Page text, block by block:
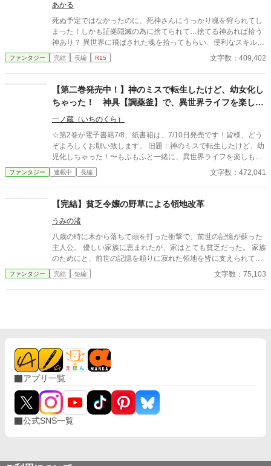
成人となったノアは晴れて（？）実家から追放され家を出ること
になった。 自由の身となったノアと家出元婚約者セレナと可愛ら
しい子犬は世界を歩き回りながら、美味しいご飯を食べまくる旅
を始める。 その旅はやがて色んな国の色んな事件に巻き込まれる
プ用に書き下ろし作品となります。アルファポリス優先投稿とな
あかる
死ぬ予定ではなかったのに、死神さんにうっかり魂を狩られてし
まった！しかも証拠隠滅の為に捨てられて…捨てる神あれば拾う
神あり？ 異世界に飛ばされた魂を拾ってもらい、便利なスキルも
貰えました！ 完結しました。ところで、何位だったのでしょう？
途中覗いた時は150～160位くらいでした。応援、ありがとうござ
お願いします。
ファンタジー 完結 長編 R15 文字数：409,402
【第二巻発売中！】神のミスで転生したけど、幼女化し
ちゃった！ 神具【調薬釜】で、異世界ライフを楽しも
う！（改稿中）
一ノ蔵（いちのくら）
☆第2巻が電子書籍7/8、紙書籍は、7/10日発売です！皆様、どう
ぞよろしくお願い致します。 旧題：神のミスで転生したけど、幼
児化しちゃった！〜もふもふと一緒に、異世界ライフを楽しも
う！〜 ※第18回ファンタジー小説大賞にて、奨励賞を受賞しま
した！ファンタジー小説大賞に投票して頂いた皆様には、大変感
✩物語は、ゆっくり進みます。冒険より、日常に重きありの異世
界ライフです。 【あらすじ】 神のミスにより、異世界転生が決ま
ったミオ。調子に乗って、スキルを欲張り過ぎた結果、幼児化し
てしまった！ そんなハプニングがありつつも、ミオは、大好
きな異世界で送る第二の人生に、希望いっぱい！ 事故のお詫び
に遣わされた、守護獣神のジョウとともに、ミオは異世界ライフ
ファンタジー 連載中 長編 文字数：472,041
【完結】貧乏令嬢の野草による領地改革
うみの渚
八歳の時に木から落ちて頭を打った衝撃で、前世の記憶が蘇った
主人公。 優しい家族に恵まれたが、家はとても貧乏だった。 家族
のためにと、前世の記憶を頼りに寂れた領地を皆に支えられて
徐々に発展させていく。 主人公は、魔法・知識チートは持ってい
ません。 加筆修正しました。 お手に取って頂けたら嬉しいです。
ファンタジー 完結 短編 文字数：75,103
アプリ一覧
公式SNS一覧